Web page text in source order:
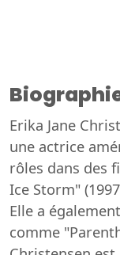
Erika Jane
une actrice
rôles dans des
Ice Storm"
Elle a
comme